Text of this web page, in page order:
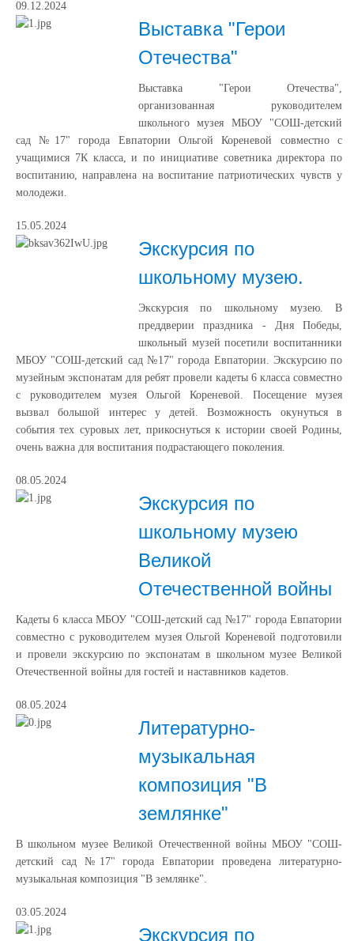
09.12.2024
Выставка "Герои
Отечества"
Выставка "Герои Отечества",
организованная руководителем
школьного музея МБОУ "СОШ-детский
сад №17" города Евпатории Ольгой Кореневой совместно с
учащимися 7К класса, и по инициативе советника директора по
воспитанию, направлена на воспитание патриотических чувств у
молодежи.
15.05.2024
Экскурсия по
школьному музею.
Экскурсия по школьному музею. В
преддверии праздника - Дня Победы,
школьный музей посетили воспитанники
МБОУ "СОШ-детский сад №17" города Евпатории. Экскурсию по
музейным экспонатам для ребят провели кадеты 6 класса совместно
с руководителем музея Ольгой Кореневой. Посещение музея
вызвал большой интерес у детей. Возможность окунуться в
события тех суровых лет, прикоснуться к истории своей Родины,
очень важна для воспитания подрастающего поколения.
08.05.2024
Экскурсия по
школьному музею
Великой
Отечественной войны
Кадеты 6 класса МБОУ "СОШ-детский сад №17" города Евпатории
совместно с руководителем музея Ольгой Кореневой подготовили
и провели экскурсию по экспонатам в школьном музее Великой
Отечественной войны для гостей и наставников кадетов.
08.05.2024
Литературно-
музыкальная
композиция "В
землянке"
В школьном музее Великой Отечественной войны МБОУ "СОШ-
детский сад №17" города Евпатории проведена литературно-
музыкальная композиция "В землянке".
03.05.2024
Экскурсия по